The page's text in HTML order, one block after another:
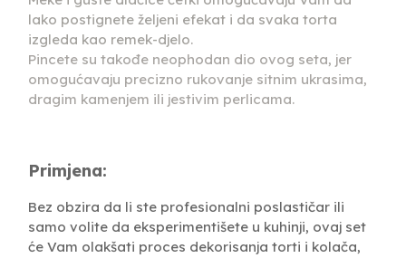
lako postignete željeni efekat i da svaka torta
izgleda kao remek-djelo.
Pincete su takođe neophodan dio ovog seta, jer
omogućavaju precizno rukovanje sitnim ukrasima,
dragim kamenjem ili jestivim perlicama.
Primjena:
Bez obzira da li ste profesionalni poslastičar ili
samo volite da eksperimentišete u kuhinji, ovaj set
će Vam olakšati proces dekorisanja torti i kolača,